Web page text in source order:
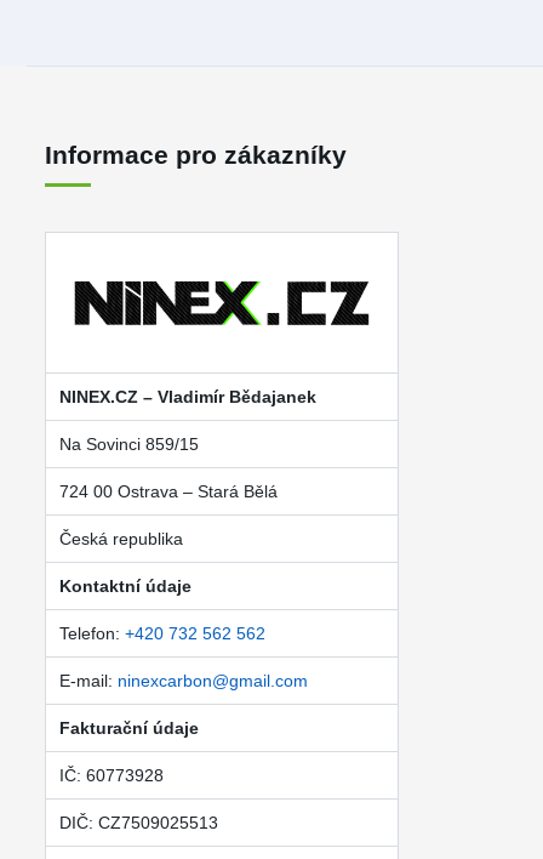
Informace pro zákazníky
NINEX.CZ – Vladimír Bědajanek
Na Sovinci 859/15
724 00 Ostrava – Stará Bělá
Česká republika
Kontaktní údaje
Telefon: +420 732 562 562
E-mail: ninexcarbon@gmail.com
Fakturační údaje
IČ: 60773928
DIČ: CZ7509025513